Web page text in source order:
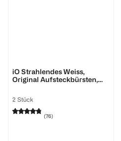
iO Strahlendes Weiss,
Original Aufsteckbürsten,
2 Stück
(76)